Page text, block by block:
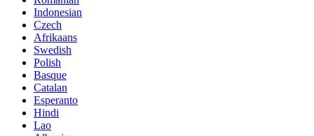
Indonesian
Czech
Afrikaans
Swedish
Polish
Basque
Catalan
Esperanto
Hindi
Lao